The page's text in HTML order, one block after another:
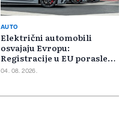
AUTO
Električni automobili
osvajaju Evropu:
Registracije u EU porasle
gotovo 30 posto
04. 08. 2026.